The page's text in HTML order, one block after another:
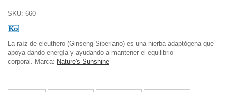
SKU: 660
La raíz de eleuthero (Ginseng Siberiano) es una hierba adaptógena que
apoya dando energía y ayudando a mantener el equilibrio
corporal. Marca: Nature's Sunshine